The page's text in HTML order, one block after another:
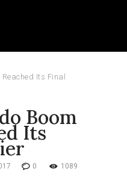
Boom
Its
0
1089